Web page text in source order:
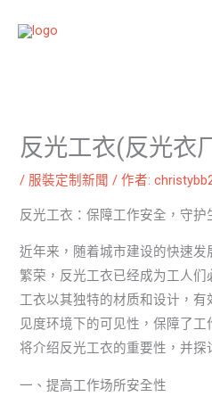
反光工衣(反光衣
/ 服裝定制新聞 / 作者:
反光工衣：保障工作安全，守护
近年来，随着城市建设的快速
繁荣，反光工衣已经成为工人
工衣以其独特的材质和设计，
见度环境下的可见性，保障了
将介绍反光工衣的重要性，并探
一、提高工作场所安全性